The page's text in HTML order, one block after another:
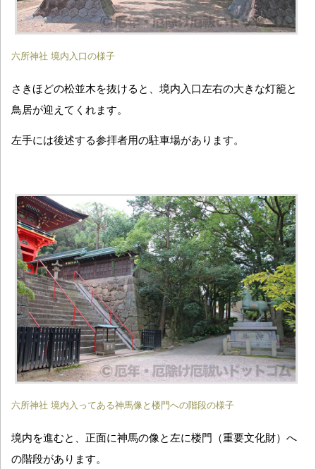
六所神社 境内入口の様子
さきほどの松並木を抜けると、境内入口左右の大きな灯籠と
鳥居が迎えてくれます。
左手には後述する参拝者用の駐車場があります。
六所神社 境内入ってある神馬像と楼門への階段の様子
境内を進むと、正面に神馬の像と左に楼門（重要文化財）へ
の階段があります。